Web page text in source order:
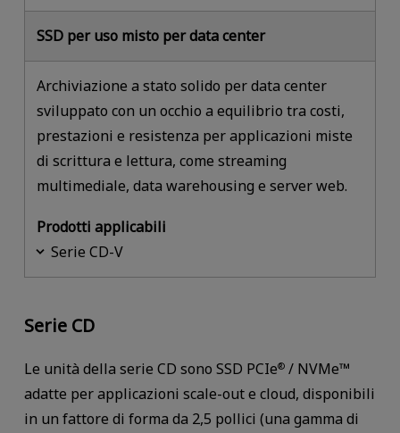
SSD per uso misto per data center
Archiviazione a stato solido per data center
sviluppato con un occhio a equilibrio tra costi,
prestazioni e resistenza per applicazioni miste
di scrittura e lettura, come streaming
multimediale, data warehousing e server web.
Prodotti applicabili
Serie CD-V
Serie CD
Le unità della serie CD sono SSD PCIe®/ NVMe™
adatte per applicazioni scale-out e cloud, disponibili
in un fattore di forma da 2,5 pollici (una gamma di